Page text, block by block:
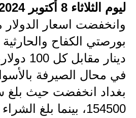
ليوم الثلاثاء 8 أكتوبر 2024.
وانخفضت اسعار الدولار
دينار
في محال الصيرفة
بغداد انخفضت حيث بلغ